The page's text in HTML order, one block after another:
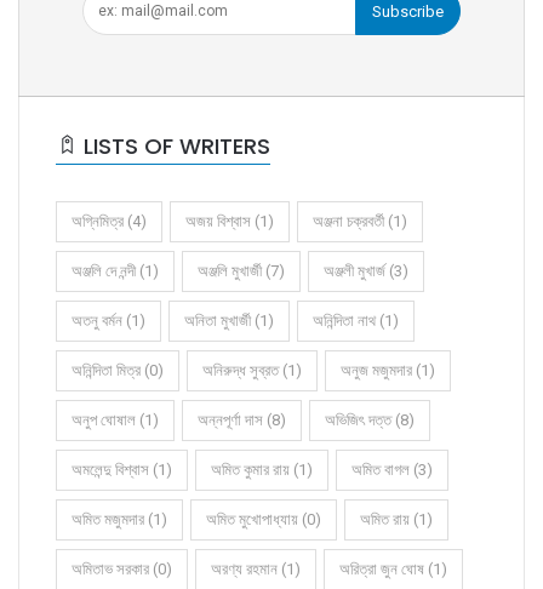
Subscribe
LISTS OF WRITERS
অগ্নিমিত্র (4) অজয় বিশ্বাস (1) অঞ্জনা চক্রবর্তী (1)
অঞ্জলি দে নন্দী (1) অঞ্জলি মুখার্জী (7) অঞ্জলী মুখার্জ (3)
অতনু বর্মন (1) অনিতা মুখার্জী (1) অনিন্দিতা নাথ (1)
অনিন্দিতা মিত্র (0) অনিরুদ্ধ সুব্রত (1) অনুজ মজুমদার (1)
অনুপ ঘোষাল (1) অন্নপূর্ণা দাস (8) অভিজিৎ দত্ত (8)
অমলেন্দু বিশ্বাস (1) অমিত কুমার রায় (1) অমিত বাগল (3)
অমিত মজুমদার (1) অমিত মুখোপাধ্যায় (0) অমিত রায় (1)
অমিতাভ সরকার (0) অরণ্য রহমান (1) অরিত্রা জুন ঘোষ (1)